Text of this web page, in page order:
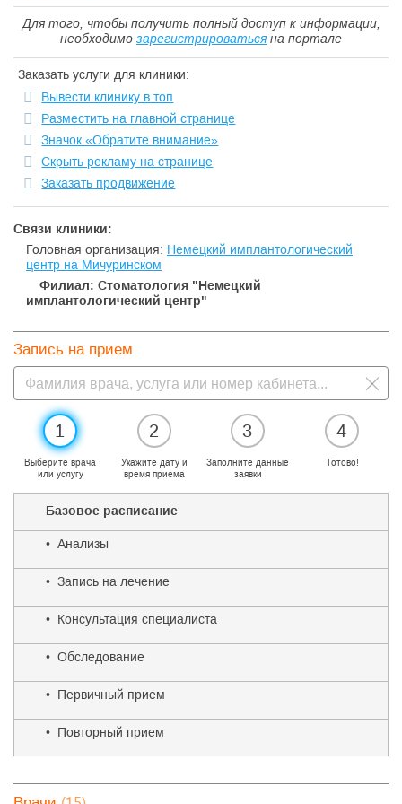
При создании зубной клиники «Немецкий Имплантологический
Центр» мы стремились выйти на новый уровень лечения зубов
в Москве и России, который бы гарантировал нашим клиентам
непревзойденное качество лечения в сочетании с
радость каждого нашего пациента вновь обрести красивую
здоровую улыбку и уверенность в себе!
Для того, чтобы получить полный доступ к информации,
необходимо зарегистрироватьсяна портале
Заказать услуги для клиники:
Вывести клинику в топ
Разместить на главной странице
Значок «Обратите внимание»
Скрыть рекламу на странице
Заказать продвижение
Связи клиники:
Головная организация: Немецкий имплантологический
центр на Мичуринском
Филиал: Стоматология "Немецкий
имплантологический центр"
Запись на прием
1
Выберите врача
или услугу
2
Укажите дату и
время приема
3
Заполните данные
заявки
4
Готово!
Базовое расписание
• Анализы
• Запись на лечение
• Консультация специалиста
• Обследование
• Первичный прием
• Повторный прием